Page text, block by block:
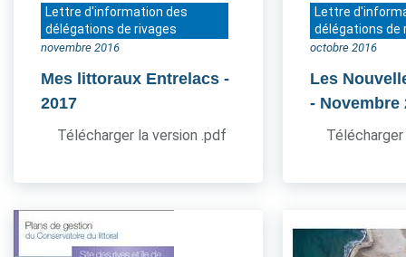
Lettre d'information des
délégations de rivages
novembre 2016
Mes littoraux Entrelacs -
2017
Télécharger la version .pdf
Lettre
délégations de
octobre 2016
Les
- Novembre